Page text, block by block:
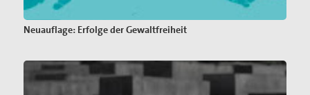
Neuauflage: Erfolge der Gewaltfreiheit